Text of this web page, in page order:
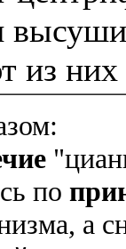
из них
по
а